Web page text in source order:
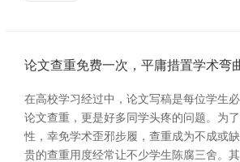
论文查重免费一次，平庸措置学术弯
在高校学习经过中，论文写稿是每位学生
论文查重，更是好多同学头疼的问题。为
性，幸免学术歪邪步履，查重成为不成或
贵的查重用度经常让不少学生陈腐三舍。